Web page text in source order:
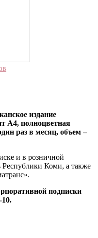
издание
А4, полноцветная
раз в месяц, объем –
и в розничной
Республики Коми, а также
подписки